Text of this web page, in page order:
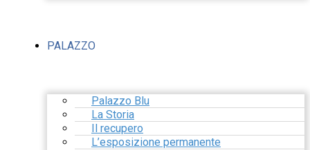
PALAZZO
Palazzo Blu
La Storia
Il recupero
L’esposizione permanente